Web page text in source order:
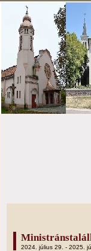
2024. július 29. - 2025.